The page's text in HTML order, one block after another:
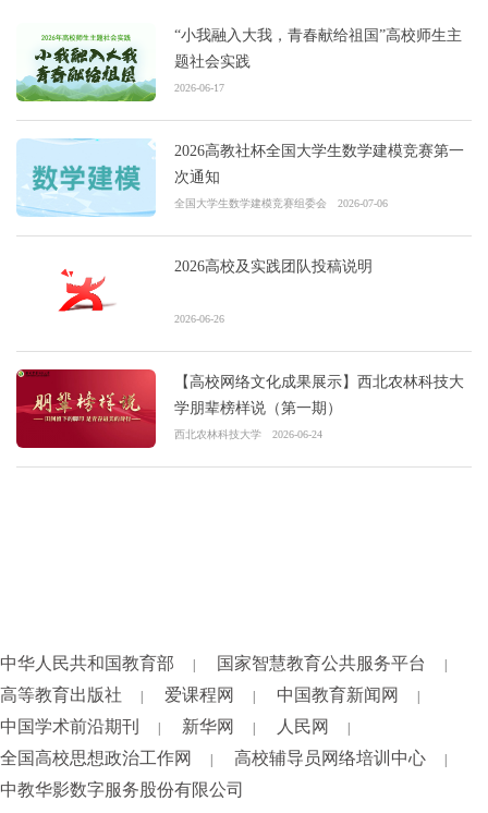
“小我融入大我，青春献给祖国”高校师生主
题社会实践
2026-06-17
2026高教社杯全国大学生数学建模竞赛第一
次通知
全国大学生数学建模竞赛组委会 2026-07-06
2026高校及实践团队投稿说明
2026-06-26
【高校网络文化成果展示】西北农林科技大
学朋辈榜样说（第一期）
西北农林科技大学 2026-06-24
中华人民共和国教育部 国家智慧教育公共服务平台
高等教育出版社 爱课程网 中国教育新闻网
中国学术前沿期刊 新华网 人民网
全国高校思想政治工作网 高校辅导员网络培训中心
中教华影数字服务股份有限公司